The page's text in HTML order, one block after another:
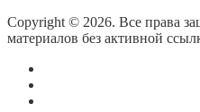
Copyright © 2026. Все права
материалов без активной